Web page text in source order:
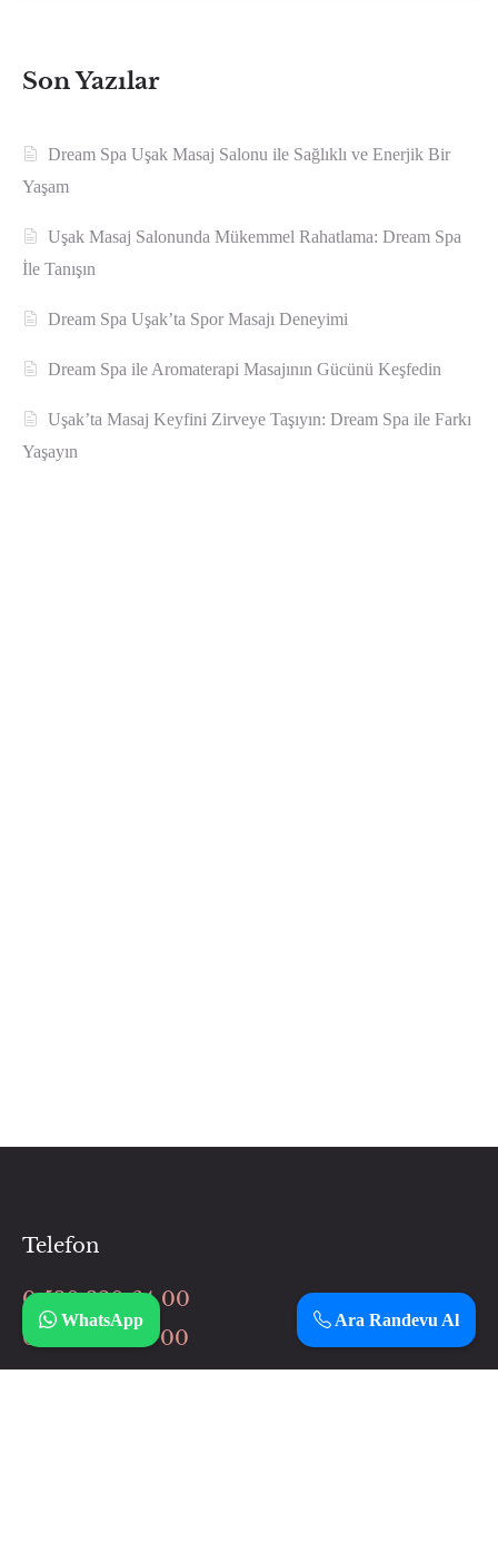
Son Yazılar
Dream Spa Uşak Masaj Salonu ile Sağlıklı ve Enerjik Bir
Yaşam
Uşak Masaj Salonunda Mükemmel Rahatlama: Dream Spa
İle Tanışın
Dream Spa Uşak’ta Spor Masajı Deneyimi
Dream Spa ile Aromaterapi Masajının Gücünü Keşfedin
Uşak’ta Masaj Keyfini Zirveye Taşıyın: Dream Spa ile Farkı
Yaşayın
Telefon
0 530 320 64 00
0 506 037 64 00
Ara Randevu Al
WhatsApp